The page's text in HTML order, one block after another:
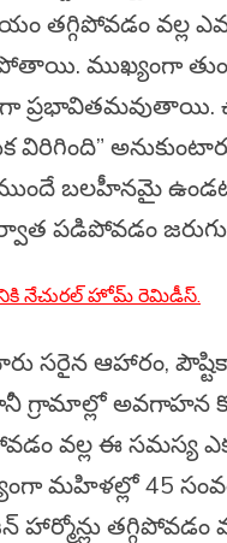
తగ్గిపోవడం వల్ల
ముఖ్యంగా
బలహీనమై
పడిపోవడం
నేచురల్ హోమ్ రెమిడీస్.
సరైన ఆహారం,
గ్రామాల్లో అవగాహన
వల్ల ఈ సమస్య
మహిళల్లో 45
తగ్గిపోవడం